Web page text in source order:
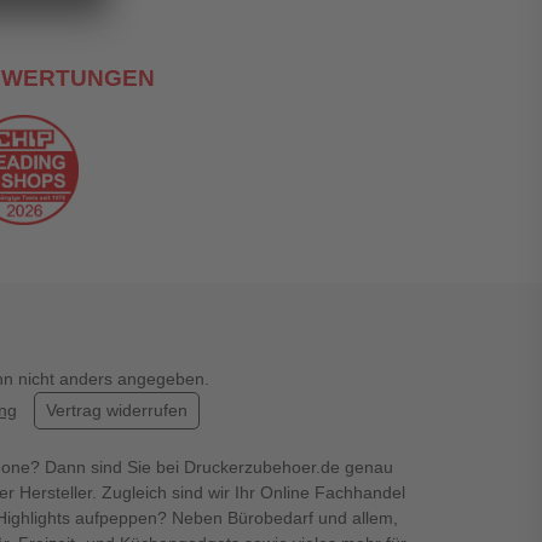
nicht anders angegeben.
Vertrag widerrufen
Dann sind Sie bei Druckerzubehoer.de genau
Hersteller. Zugleich sind wir Ihr Online Fachhandel
aufpeppen? Neben Bürobedarf und allem,